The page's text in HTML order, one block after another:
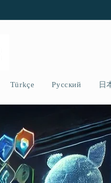
Türkçe Русский 日